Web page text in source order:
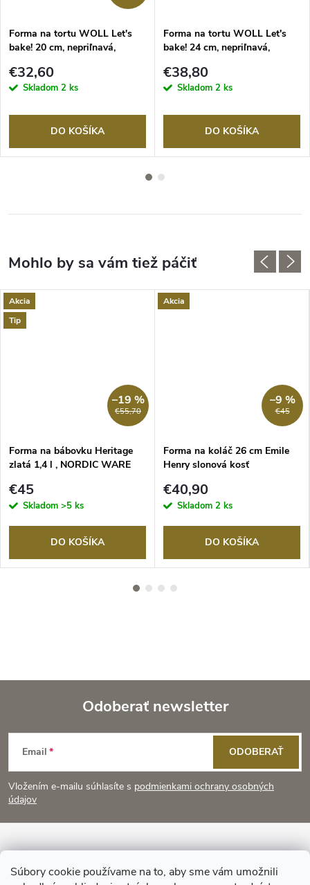
Súbory cookie používame na to, aby sme vám umožnili
Forma na tortu WOLL Let's
bake! 20 cm, nepriľnavá,
€32,60
Skladom 2 ks
DO KOŠÍKA
Forma na tortu WOLL Let's
bake! 24 cm, nepriľnavá,
€38,80
Skladom 2 ks
DO KOŠÍKA
Akcia
Tip
€55,70
–19 %
Forma na bábovku Heritage
zlatá 1,4 l , NORDIC WARE
€45
Skladom >5 ks
DO KOŠÍKA
Akcia
€45
–9 %
Forma na koláč 26 cm Emile
Henry slonová kosť
€40,90
Skladom 2 ks
DO KOŠÍKA
Z
á
p
ä
Odoberať newsletter
Email
Vložením e-mailu súhlasíte s podmienkami ochrany osobných
údajov
ODOBERAŤ
Informácie pre vás